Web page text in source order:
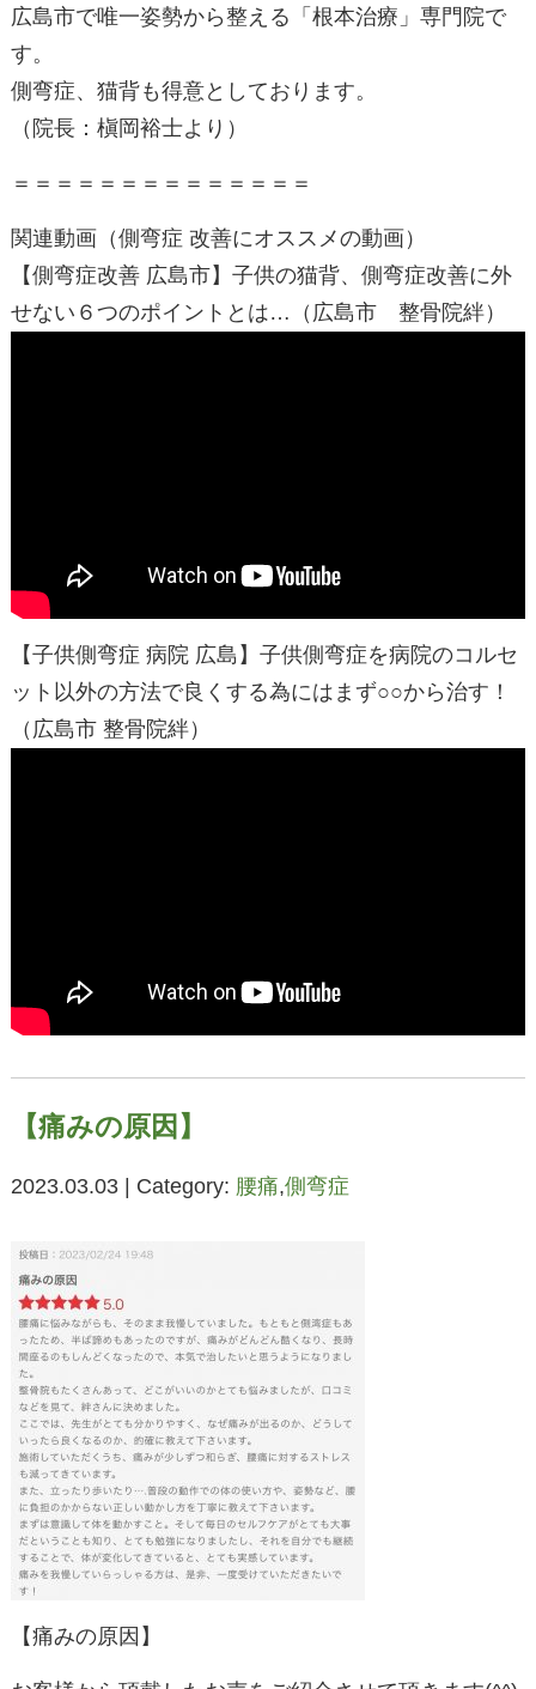
広島市で唯一姿勢から整える「根本治療」専門院で
す。
側弯症、猫背も得意としております。
（院長：槇岡裕士より）
＝＝＝＝＝＝＝＝＝＝＝＝＝＝
関連動画（側弯症 改善にオススメの動画）
【側弯症改善 広島市】子供の猫背、側弯症改善に外
せない６つのポイントとは…（広島市 整骨院絆）
【子供側弯症 病院 広島】子供側弯症を病院のコルセ
ット以外の方法で良くする為にはまず○○から治す！
（広島市 整骨院絆）
【痛みの原因】
2023.03.03 | Category: 腰痛,側弯症
【痛みの原因】